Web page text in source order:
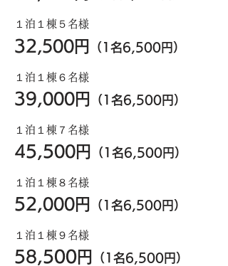
１泊１棟５名様
32,500円 （1名6,500円）
１泊１棟６名様
39,000円 （ 1名6,500円）
１泊１棟７名様
45,500円 （ 1名6,500円）
１泊１棟８名様
52,000円 （ 1 名6,500円）
１泊１棟９名様
58,500円 （ 1 名6 ,500円）